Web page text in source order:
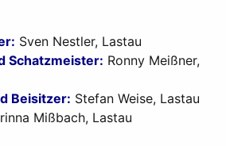
Sven Nestler, Lastau
Schatzmeister: Ronny Meißner,
Beisitzer: Stefan Weise, Lastau
Mißbach, Lastau